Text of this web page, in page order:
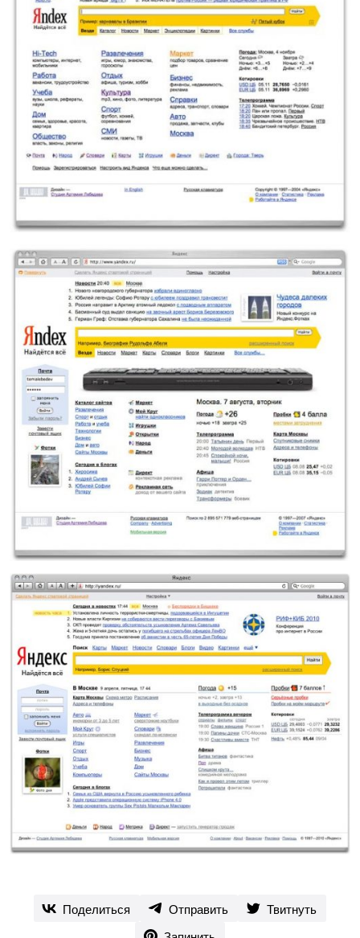
Поделиться Отправить
Твитнуть